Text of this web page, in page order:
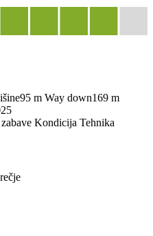
95 m Way down169 m
Kondicija Tehnika